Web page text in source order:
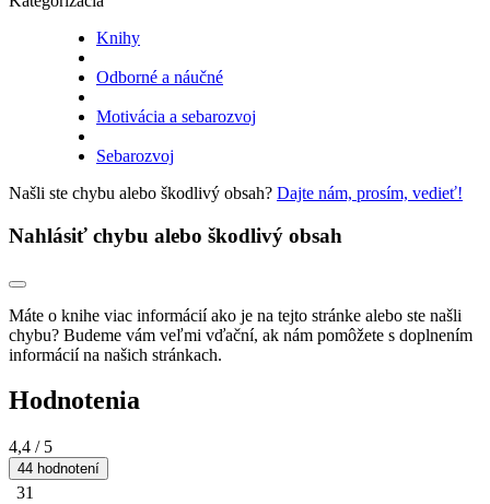
Knihy
Odborné a náučné
Motivácia a sebarozvoj
Sebarozvoj
Našli ste chybu alebo škodlivý obsah? Dajte nám, prosím, vedieť!
Nahlásiť chybu alebo škodlivý obsah
Máte o knihe viac informácií ako je na tejto stránke alebo ste našli
chybu? Budeme vám veľmi vďační, ak nám pomôžete s doplnením
informácií na našich stránkach.
Hodnotenia
4,4 / 5
44 hodnotení
31